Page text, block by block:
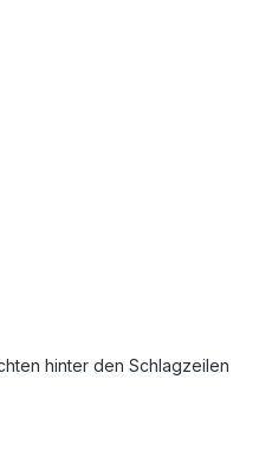
hinter den Schlagzeilen